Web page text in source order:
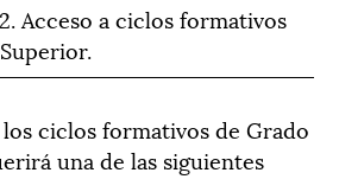
Acceso a ciclos formativos
los ciclos formativos de Grado
una de las siguientes